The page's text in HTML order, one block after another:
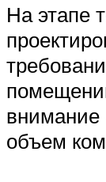
На этапе
внимание
объем